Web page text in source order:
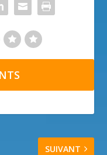
SUIVANT